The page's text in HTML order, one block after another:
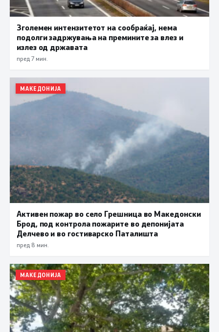
Зголемен интензитетот на сообраќај, нема
подолги задржувања на премините за влез и
излез од државата
пред 7 мин.
МАКЕДОНИЈА
Активен пожар во село Грешница во Македонски
Брод, под контрола пожарите во депонијата
Делчево и во гостиварско Паталишта
пред 8 мин.
МАКЕДОНИЈА